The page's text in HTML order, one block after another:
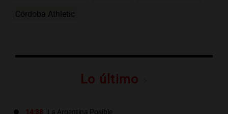
Córdoba Athletic
Lo último